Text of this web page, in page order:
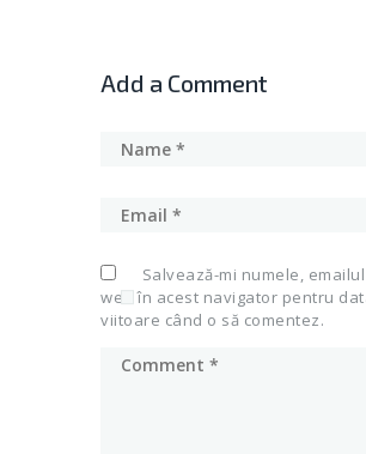
Add a Comment
Salvează-mi numele,
web în acest navigator pentru
viitoare când o să comentez.